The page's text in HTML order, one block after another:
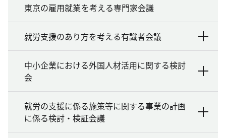
東京の雇用就業を考える専門家会議
就労支援のあり方を考える有識者会議
中小企業における外国人材活用に関する検討
会
就労の支援に係る施策等に関する事業の計画
に係る検討・検証会議